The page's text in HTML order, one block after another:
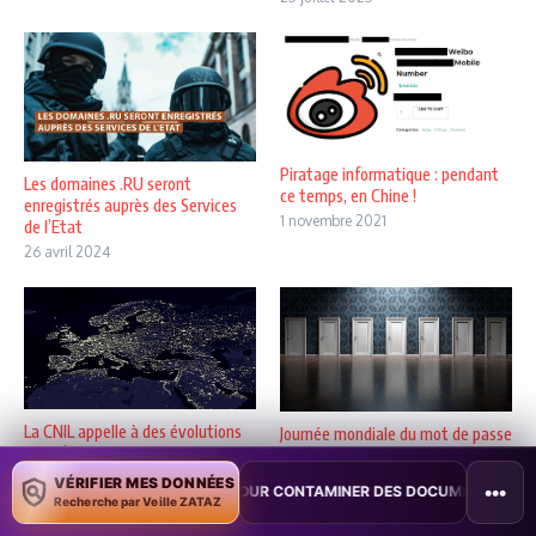
Les domaines .RU seront
enregistrés auprès des Services
de l’Etat
26 avril 2024
Piratage informatique : pendant
ce temps, en Chine !
1 novembre 2021
La CNIL appelle à des évolutions
dans l’utilisation des outils co ...
27 mai 2021
Journée mondiale du mot de passe
5 mai 2021
VÉRIFIER MES DONNÉES
Recherche par Veille ZATAZ
POUR CONTAMINER DES DOCUMENTS • TAÏWAN TESTE UNE
•••